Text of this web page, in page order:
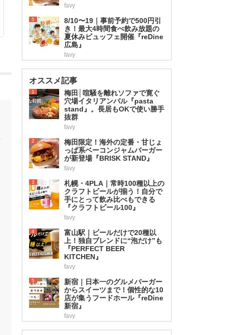
favy
5
8/10〜19｜事前予約で500円引
き！最大4時間食べ飲み放題の
夏休みビュッフェ開催『reDine
広島』
favy
オススメ記事
1
梅田│喧騒を離れソファで寛ぐ
穴場イタリアンバル『pasta
stand』。長居もOKで使い勝手
抜群
favy
2
梅田限定！海外の定番・甘じょ
っぱ系ベーコンジャムバーガー
が新登場『BRISK STAND』
favy
3
札幌・4PLA｜常時100種以上の
クラフトビールが揃う！自分で
手にとって飲み比べもできる
『クラフトビール100』
favy
4
富山駅｜ビールだけで20種以
上！独自ブレンドに“泡だけ”も
『PERFECT BEER
KITCHEN』
favy
5
新宿｜日本一のグルメバーガー
からスイーツまで！個性的な10
店が集うフードホール『reDine
新宿』
favy